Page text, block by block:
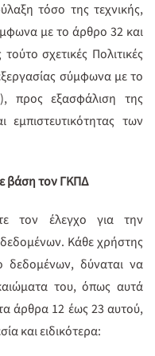
τόσο της τεχνικής,
με το άρθρο 32 και
σχετικές Πολιτικές
σύμφωνα με το
εξασφάλιση της
εμπιστευτικότητας των
βάση τον ΓΚΠΔ
τον έλεγχο για την
Κάθε χρήστης
δεδομένων, δύναται να
του, όπως αυτά
άρθρα 12 έως 23 αυτού,
και ειδικότερα: